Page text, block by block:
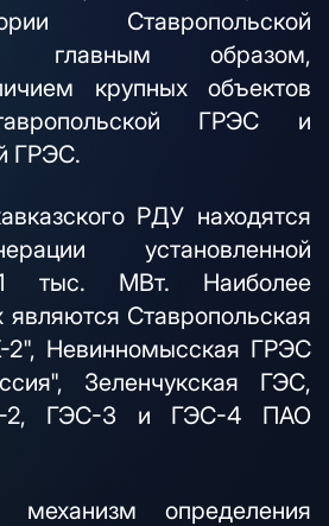
Ставропольской
главным образом,
крупных объектов
ГРЭС и
ГРЭС.
РДУ находятся
установленной
тыс. МВт. Наиболее
являются Ставропольская
Невинномысская ГРЭС
Зеленчукская ГЭС,
2, ГЭС-3 и ГЭС-4 ПАО
определения